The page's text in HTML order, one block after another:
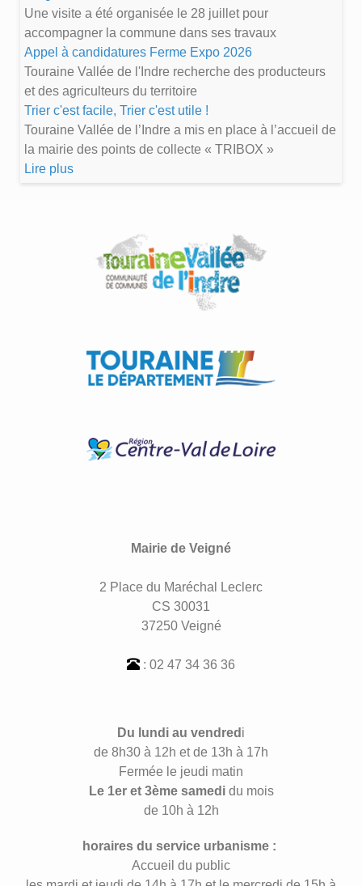
Une visite a été organisée le 28 juillet pour
accompagner la commune dans ses travaux
Appel à candidatures Ferme Expo 2026
Touraine Vallée de l'Indre recherche des producteurs
et des agriculteurs du territoire
Trier c'est facile, Trier c'est utile !
Touraine Vallée de l’Indre a mis en place à l’accueil de
la mairie des points de collecte « TRIBOX »
Lire plus
Mairie de Veigné
2 Place du Maréchal Leclerc
CS 30031
37250 Veigné
: 02 47 34 36 36
Du lundi au vendred i
de 8h30 à 12h et de 13h à 17h
Fermée le jeudi matin
Le 1er et 3ème samedidu mois
de 10h à 12h
horaires du service urbanisme :
Accueil du public